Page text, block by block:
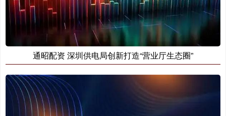
通昭配资 深圳供电局创新打造“营业厅生态圈”